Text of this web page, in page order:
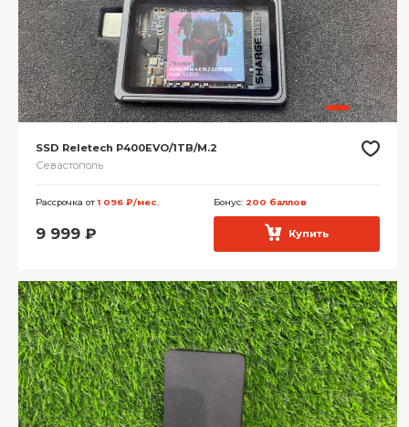
SSD Reletech P400EVO/1TB/M.2
Севастополь
Рассрочка от1 096 ₽/мес. Бонус: 200 баллов
9 999 ₽ Купить